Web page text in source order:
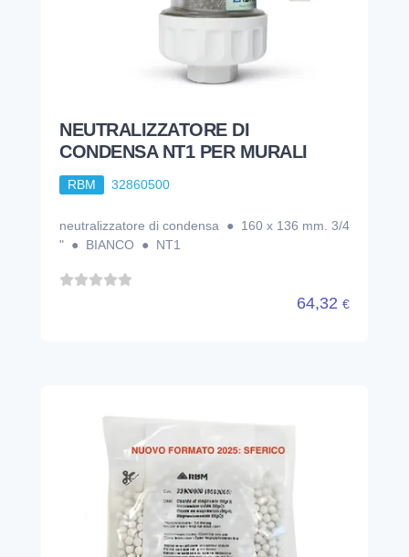
NEUTRALIZZATORE DI
CONDENSA NT1 PER MURALI
RBM 32860500
neutralizzatore di condensa ● 160 x 136 mm. 3/4
" ● BIANCO ● NT1
64,32 €